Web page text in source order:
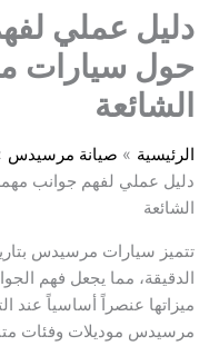
دليل عملي
حول سيارات
الشائعة
الرئيسية
صيانة مرسيدس
دليل عملي لفهم جوانب
الشائعة
تتميز سيارات مرسيدس
الدقيقة، مما يجعل فهم
ميزاتها عنصراً أساسياً عند
مرسيدس موديلات وفئات